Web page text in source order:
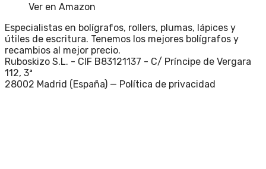
Ver en Amazon
Especialistas en bolígrafos, rollers, plumas, lápices y
útiles de escritura. Tenemos los mejores bolígrafos y
recambios al mejor precio.
Ruboskizo S.L. - CIF B83121137 - C/ Príncipe de Vergara
112, 3ª
28002 Madrid (España) — Política de privacidad